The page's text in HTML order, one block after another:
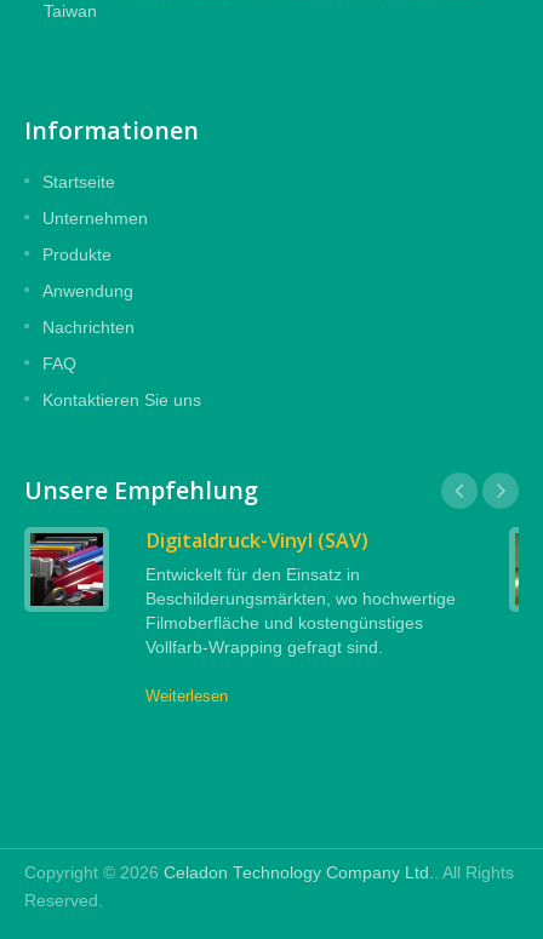
Taiwan
Informationen
Startseite
Unternehmen
Produkte
Anwendung
Nachrichten
FAQ
Kontaktieren Sie uns
Unsere Empfehlung
Digitaldruck-Vinyl (SAV)
Entwickelt für den Einsatz in
Beschilderungsmärkten, wo hochwertige
Filmoberfläche und kostengünstiges
Vollfarb-Wrapping gefragt sind.
Weiterlesen
Copyright © 2026 Celadon Technology Company Ltd.. All Rights
Reserved.